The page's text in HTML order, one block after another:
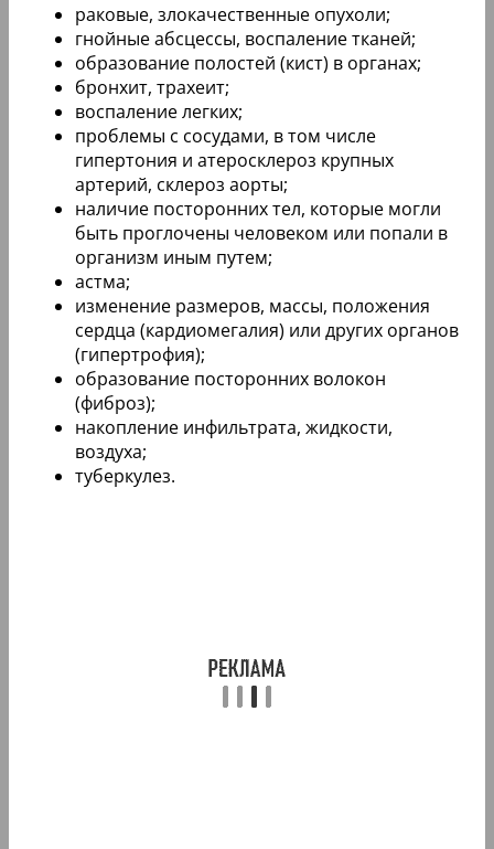
раковые, злокачественные опухоли;
гнойные абсцессы, воспаление тканей;
образование полостей (кист) в органах;
бронхит, трахеит;
воспаление легких;
проблемы с сосудами, в том числе
гипертония и атеросклероз крупных
артерий, склероз аорты;
наличие посторонних тел, которые могли
быть проглочены человеком или попали в
организм иным путем;
астма;
изменение размеров, массы, положения
сердца (кардиомегалия) или других органов
(гипертрофия);
образование посторонних волокон
(фиброз);
накопление инфильтрата, жидкости,
воздуха;
туберкулез.